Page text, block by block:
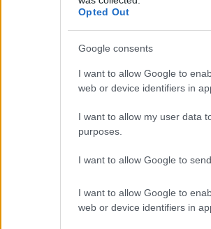
Opted Out
Google consents
I want to allow Google to
web or device identifiers in
I want to allow my user data
purposes.
I want to allow Google to
I want to allow Google to
web or device identifiers in